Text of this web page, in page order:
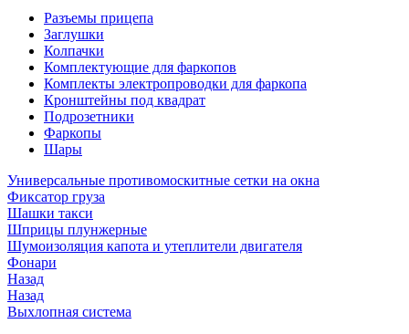
Разъемы прицепа
Заглушки
Колпачки
Комплектующие для фаркопов
Комплекты электропроводки для фаркопа
Кронштейны под квадрат
Подрозетники
Фаркопы
Шары
Универсальные противомоскитные сетки на окна
Фиксатор груза
Шашки такси
Шприцы плунжерные
Шумоизоляция капота и утеплители двигателя
Фонари
Назад
Назад
Выхлопная система